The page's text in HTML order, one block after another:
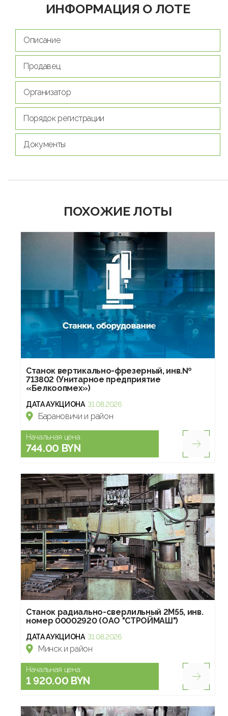
ИНФОРМАЦИЯ О ЛОТЕ
Описание
Продавец
Организатор
Порядок регистрации
Документы
ПОХОЖИЕ ЛОТЫ
Станок вертикально-фрезерный, инв.№
713802 (Унитарное предприятие
«Белкоопмех»)
ДАТА АУКЦИОНА 31.08.2026
Барановичи и район
Начальная цена:
744.00 BYN
Станок радиально-сверлильный 2М55, инв.
номер 00002920 (ОАО "СТРОЙМАШ")
ДАТА АУКЦИОНА 31.08.2026
Минск и район
Начальная цена:
1 920.00 BYN